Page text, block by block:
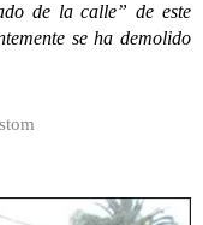
de la calle” de este
se ha demolido